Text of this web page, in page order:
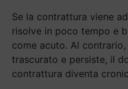
Se la contrattura viene
risolve in poco tempo e
come acuto. Al
trascurato e persiste, il
contrattura diventa